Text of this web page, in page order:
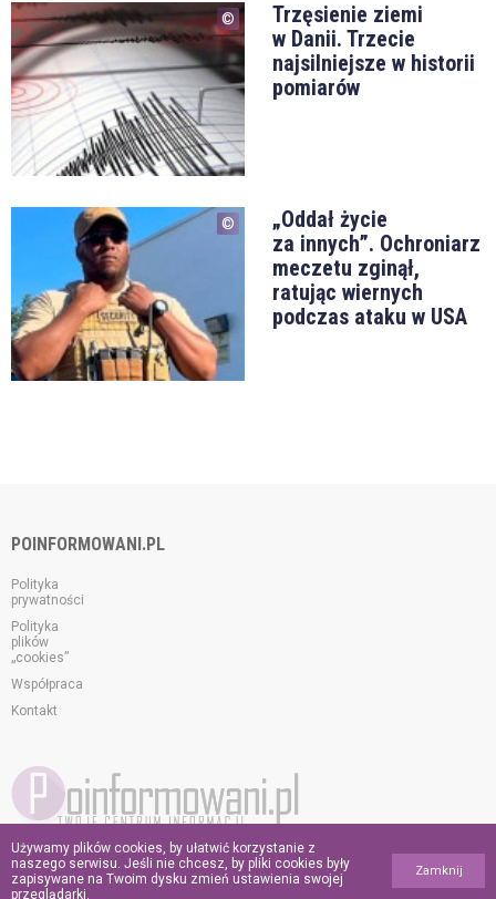
Trzęsienie ziemi
w Danii. Trzecie
najsilniejsze w historii
pomiarów
„Oddał życie
za innych”. Ochroniarz
meczetu zginął,
ratując wiernych
podczas ataku w USA
POINFORMOWANI.PL
Polityka
prywatności
Polityka
plików
„cookies”
Współpraca
Kontakt
© 2026 poinformowani.pl.
Wszelkie prawa zastrzeżone.
Używamy plików cookies, by ułatwić korzystanie z
naszego serwisu. Jeśli nie chcesz, by pliki cookies były
zapisywane na Twoim dysku zmień ustawienia swojej
przeglądarki.
Zamknij